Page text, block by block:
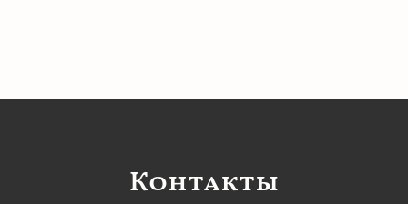
Контакты